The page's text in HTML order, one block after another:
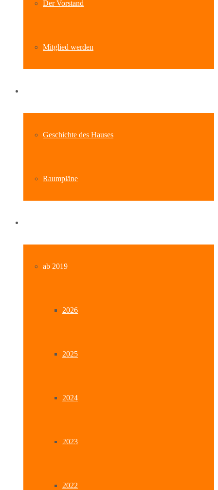
Der Vorstand
Mitglied werden
Geschichte des Hauses
Raumpläne
ab 2019
2026
2025
2024
2023
2022